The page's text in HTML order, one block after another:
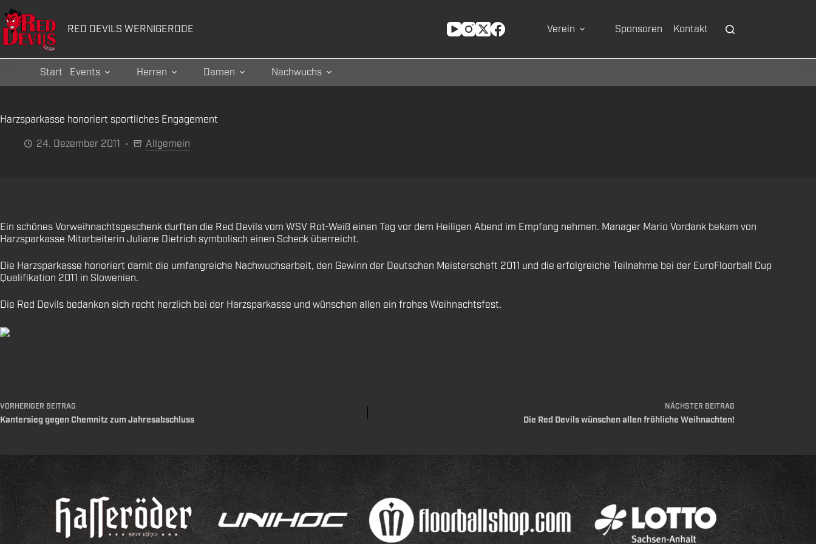
Zum
Inhalt
springen
RED DEVILS WERNIGERODE Verein Sponsoren Kontakt
Start Events Herren Damen Nachwuchs
Harzsparkasse honoriert sportliches Engagement
24. Dezember 2011
Allgemein
Ein schönes Vorweihnachtsgeschenk durften die Red Devils vom WSV Rot-Weiß einen Tag vor dem Heiligen Abend im Empfang nehmen. Manager Mario Vordank bekam von
Harzsparkasse Mitarbeiterin Juliane Dietrich symbolisch einen Scheck überreicht.
Die Harzsparkasse honoriert damit die umfangreiche Nachwuchsarbeit, den Gewinn der Deutschen Meisterschaft 2011 und die erfolgreiche Teilnahme bei der EuroFloorball Cup
Qualifikation 2011 in Slowenien.
Die Red Devils bedanken sich recht herzlich bei der Harzsparkasse und wünschen allen ein frohes Weihnachtsfest.
VORHERIGER BEITRAG
Kantersieg gegen Chemnitz zum Jahresabschluss
NÄCHSTER BEITRAG
Die Red Devils wünschen allen fröhliche Weihnachten!